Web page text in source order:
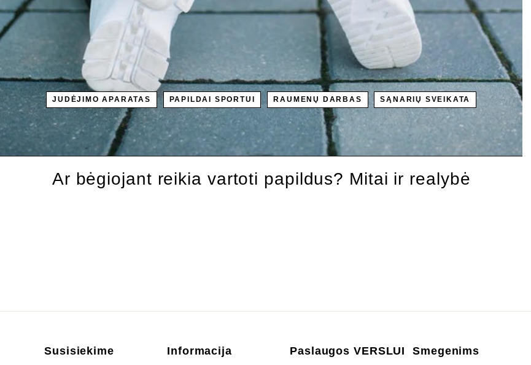
JUDĖJIMO APARATAS PAPILDAI SPORTUI RAUMENŲ DARBAS SĄNARIŲ SVEIKATA
Ar bėgiojant reikia vartoti papildus? Mitai ir realybė
Susisiekime Informacija Paslaugos VERSLUI Smegenims